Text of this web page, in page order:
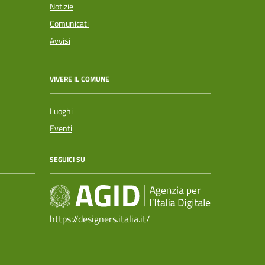
Notizie
Comunicati
Avvisi
VIVERE IL COMUNE
Luoghi
Eventi
SEGUICI SU
https://designers.italia.it/